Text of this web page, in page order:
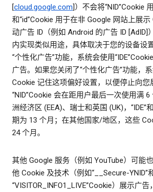
[cloud.google.com]）不会将“NID”Cookie
和“id”Cookie 用于在非 Google 网站上展
动广告 ID（例如 Android 的广告 ID [AdID]
内实现类似用途，具体取决于您的设备设
“个性化广告”功能，系统会使用
广告。如果您关闭了“个性化广告”功能，系
Cookie 记住这项偏好设置，以便停止向您
“NID”Cookie 会在距用户最后一次使用满
洲经济区 (EEA)、瑞士和英国 (UK)，“IDE”
期为 13 个月；在其他国家/地区，这些
24 个月。
其他 Google 服务（例如 YouTube）可能
他 Cookie 及技术（例如“__Secure-YNID”
“VISITOR_INFO1_LIVE”Cookie）展示广